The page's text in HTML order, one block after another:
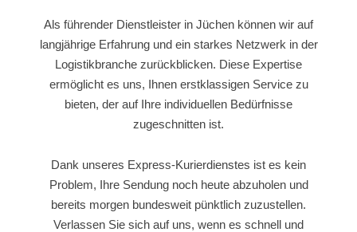
Als führender Dienstleister in Jüchen können wir auf
langjährige Erfahrung und ein starkes Netzwerk in der
Logistikbranche zurückblicken. Diese Expertise
ermöglicht es uns, Ihnen erstklassigen Service zu
bieten, der auf Ihre individuellen Bedürfnisse
zugeschnitten ist.
Dank unseres Express-Kurierdienstes ist es kein
Problem, Ihre Sendung noch heute abzuholen und
bereits morgen bundesweit pünktlich zuzustellen.
Verlassen Sie sich auf uns, wenn es schnell und